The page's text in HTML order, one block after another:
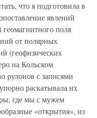
что я подготовила в
явлений
поля
от полярных
(геофизических
на Кольском
рулонов с записями
раскатывала их
где мы с мужем
«открытия», из